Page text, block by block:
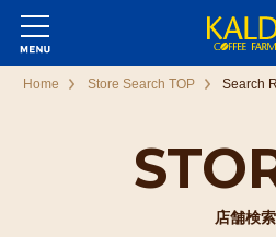
店舗検索
Home Store Search TOP Search